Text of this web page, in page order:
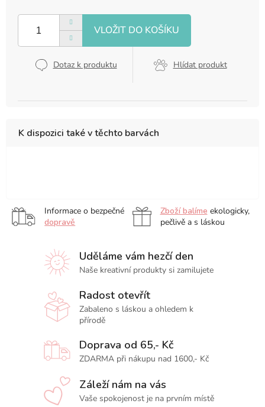
cena:
Dotaz k produktu Hlídat produkt
K dispozici také v těchto barvách
cm
cm
14,8
cm
Informace o bezpečné
dopravě
Zboží balíme ekologicky,
pečlivě a s láskou
Uděláme vám hezčí den
Naše kreativní produkty si zamilujete
Radost otevřít
Zabaleno s láskou a ohledem k
přírodě
Doprava od 65,- Kč
ZDARMA při nákupu nad 1600,- Kč
Záleží nám na vás
Vaše spokojenost je na prvním místě